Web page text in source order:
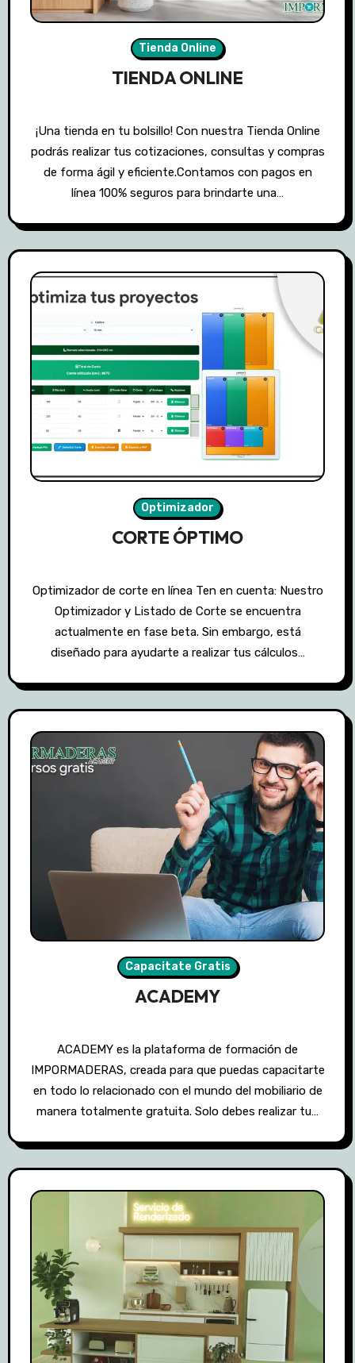
Tienda Online
TIENDA ONLINE
¡Una tienda en tu bolsillo! Con nuestra Tienda Online
podrás realizar tus cotizaciones, consultas y compras
de forma ágil y eficiente.Contamos con pagos en
línea 100% seguros para brindarte una…
Optimizador
CORTE ÓPTIMO
Optimizador de corte en línea Ten en cuenta: Nuestro
Optimizador y Listado de Corte se encuentra
actualmente en fase beta. Sin embargo, está
diseñado para ayudarte a realizar tus cálculos…
Capacitate Gratis
ACADEMY
ACADEMY es la plataforma de formación de
IMPORMADERAS, creada para que puedas capacitarte
en todo lo relacionado con el mundo del mobiliario de
manera totalmente gratuita. Solo debes realizar tu…